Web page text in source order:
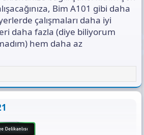
Bim A101 gibi daha
çalışmaları daha iyi
daha fazla (diye biliyorum
hem daha az